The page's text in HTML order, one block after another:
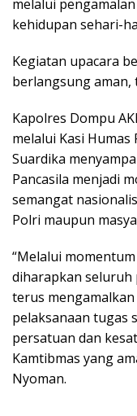
melalui
kehidupan sehari-
Kegiatan upacara
berlangsung
Kapolres Dompu
melalui Kasi
Suardika
Pancasila menjadi
semangat
Polri maupun
“Melalui
diharapkan seluruh
terus
pelaksanaan tugas
persatuan dan
Kamtibmas yang
Nyoman.